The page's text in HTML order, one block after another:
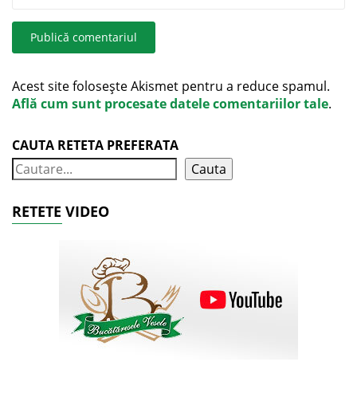
Acest site folosește Akismet pentru a reduce spamul.
Află cum sunt procesate datele comentariilor tale.
CAUTA RETETA PREFERATA
Cauta
RETETE VIDEO